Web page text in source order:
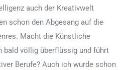
auch der Kreativwelt
schon den Abgesang auf die
Macht die Künstliche
bald völlig überflüssig und führt
Berufe? Auch ich wurde schon